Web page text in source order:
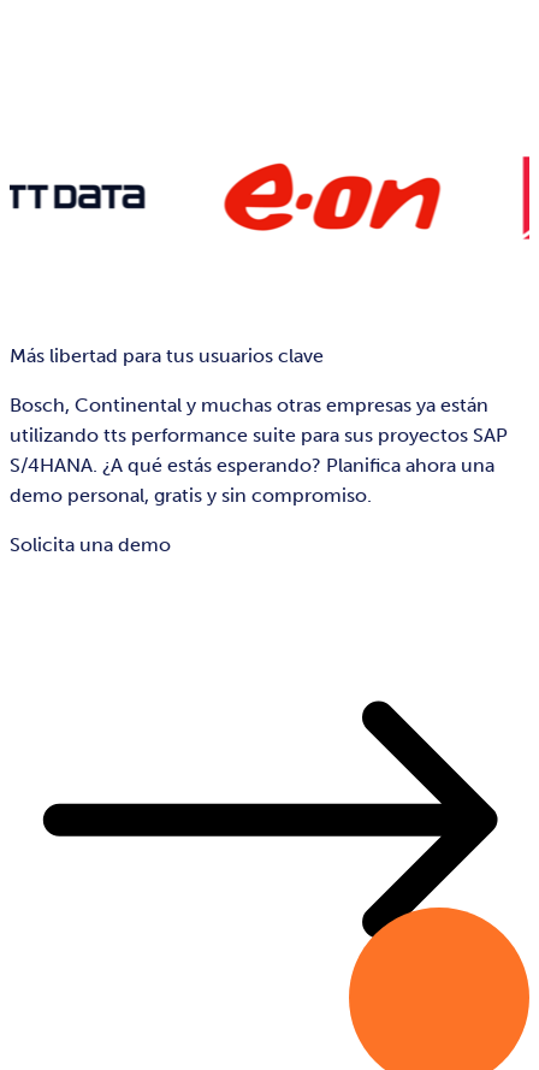
Más libertad para tus usuarios clave
Bosch, Continental y muchas otras empresas ya están
utilizando tts performance suite para sus proyectos SAP
S/4HANA. ¿A qué estás esperando? Planifica ahora una
demo personal, gratis y sin compromiso.
Solicita una demo